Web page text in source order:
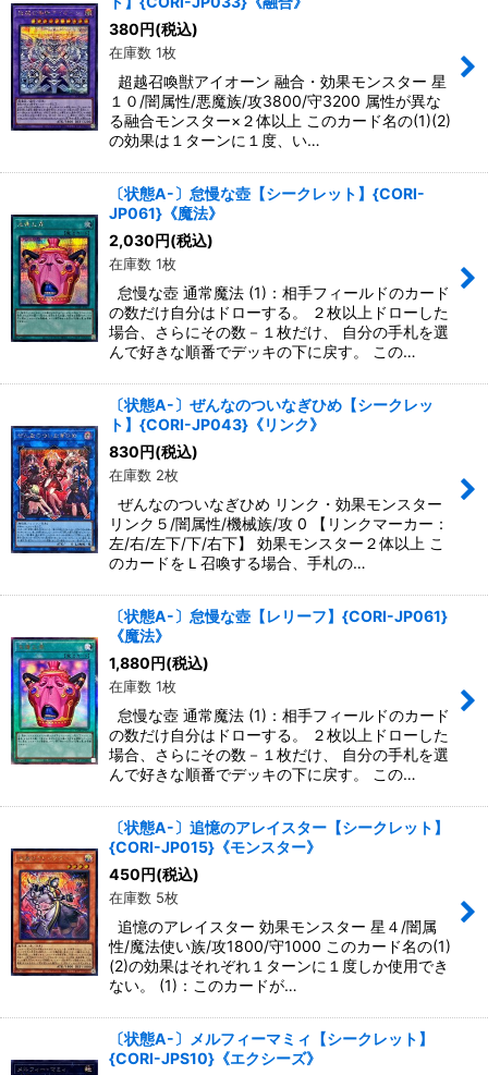
380円(税込)
在庫数 1枚
超越召喚獣アイオーン 融合・効果モンスター 星
１０/闇属性/悪魔族/攻3800/守3200 属性が異な
る融合モンスター×２体以上 このカード名の(1)(2)
の効果は１ターンに１度、い…
〔状態A-〕怠慢な壺【シークレット】{CORI-
JP061}《魔法》
2,030円(税込)
在庫数 1枚
怠慢な壺 通常魔法 (1)：相手フィールドのカード
の数だけ自分はドローする。 ２枚以上ドローした
場合、さらにその数－１枚だけ、 自分の手札を選
んで好きな順番でデッキの下に戻す。 この…
〔状態A-〕ぜんなのついなぎひめ【シークレッ
ト】{CORI-JP043}《リンク》
830円(税込)
在庫数 2枚
ぜんなのついなぎひめ リンク・効果モンスター
リンク５/闇属性/機械族/攻 0 【リンクマーカー：
左/右/左下/下/右下】 効果モンスター２体以上 こ
のカードをＬ召喚する場合、手札の…
〔状態A-〕怠慢な壺【レリーフ】{CORI-JP061}
《魔法》
1,880円(税込)
在庫数 1枚
怠慢な壺 通常魔法 (1)：相手フィールドのカード
の数だけ自分はドローする。 ２枚以上ドローした
場合、さらにその数－１枚だけ、 自分の手札を選
んで好きな順番でデッキの下に戻す。 この…
〔状態A-〕追憶のアレイスター【シークレット】
{CORI-JP015}《モンスター》
450円(税込)
在庫数 5枚
追憶のアレイスター 効果モンスター 星４/闇属
性/魔法使い族/攻1800/守1000 このカード名の(1)
(2)の効果はそれぞれ１ターンに１度しか使用でき
ない。 (1)：このカードが…
〔状態A-〕メルフィーマミィ【シークレット】
{CORI-JPS10}《エクシーズ》